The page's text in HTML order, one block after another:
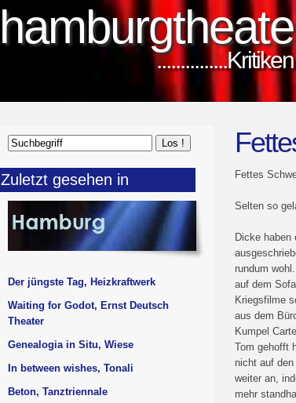
Fettes
Selten so
Dicke
rundum
auf dem
Kriegsfilme
aus dem
Kumpel
Tom gehofft
nicht auf
weiter an,
mehr
Zuletzt gesehen in
Der jüngste Tag, Heizkraftwerk
Waiting for Godot, Ernst Deutsch
Theater
Genealogia in Situ, Wiese
In between wishes, Tonali
Beton, Tanztriennale